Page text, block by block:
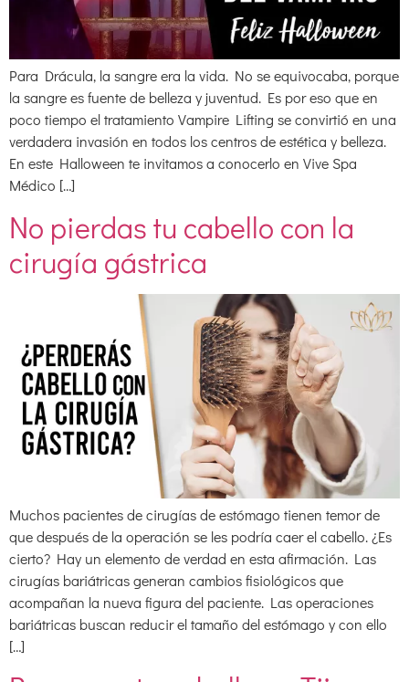
Para Drácula, la sangre era la vida. No se equivocaba, porque
la sangre es fuente de belleza y juventud. Es por eso que en
poco tiempo el tratamiento Vampire Lifting se convirtió en una
verdadera invasión en todos los centros de estética y belleza.
En este Halloween te invitamos a conocerlo en Vive Spa
Médico […]
No pierdas tu cabello con la
cirugía gástrica
Muchos pacientes de cirugías de estómago tienen temor de
que después de la operación se les podría caer el cabello. ¿Es
cierto? Hay un elemento de verdad en esta afirmación. Las
cirugías bariátricas generan cambios fisiológicos que
acompañan la nueva figura del paciente. Las operaciones
bariátricas buscan reducir el tamaño del estómago y con ello
[…]